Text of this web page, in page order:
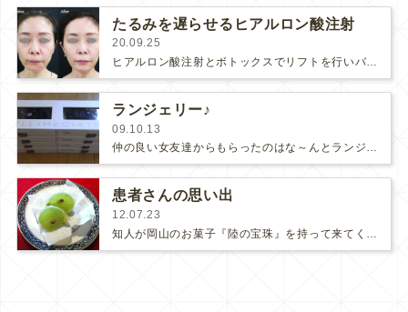
たるみを遅らせるヒアルロン酸注射
20.09.25
ヒアルロン酸注射とボトックスでリフトを行いバランスを整えた患者様です。(さらに…)
ランジェリー♪
09.10.13
仲の良い女友達からもらったのはな～んとランジェリー(*ﾟｰﾟ*)ステラです。曜日ごとに可愛らしいデザインのパンティーが入ってい…
患者さんの思い出
12.07.23